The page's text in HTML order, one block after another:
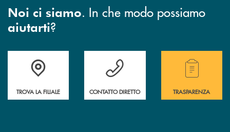
Noi ci siamo. In che modo possiamo
aiutarti?
Accedi all' elenco completo di indirizzo, telefono e mail delle nostre
TROVA LA FILIALE
Hai bisogno di assistenza immediata?
CONTATTO DIRETTO
Hai bisogno di
TRASPARENZA